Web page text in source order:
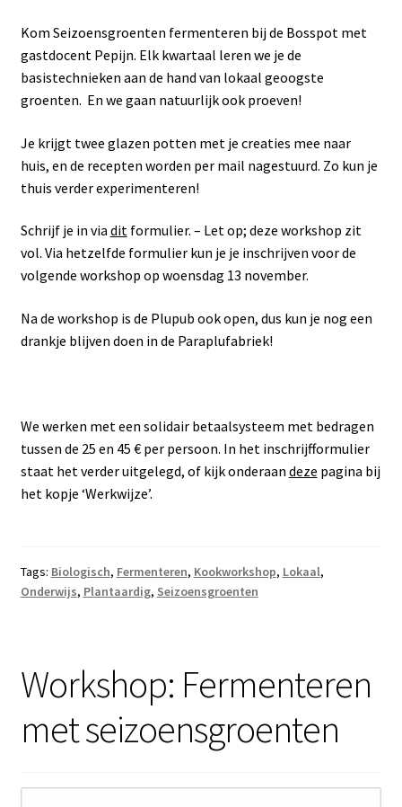
Kom Seizoensgroenten fermenteren bij de Bosspot met
gastdocent Pepijn. Elk kwartaal leren we je de
basistechnieken aan de hand van lokaal geoogste
groenten. En we gaan natuurlijk ook proeven!
Je krijgt twee glazen potten met je creaties mee naar
huis, en de recepten worden per mail nagestuurd. Zo kun je
thuis verder experimenteren!
Schrijf je in via ditformulier. – Let op; deze workshop zit
vol. Via hetzelfde formulier kun je je inschrijven voor de
volgende workshop op woensdag 13 november.
Na de workshop is de Plupub ook open, dus kun je nog een
drankje blijven doen in de Paraplufabriek!
We werken met een solidair betaalsysteem met bedragen
tussen de 25 en 45 € per persoon. In het inschrijfformulier
staat het verder uitgelegd, of kijk onderaan deze pagina bij
het kopje ‘Werkwijze’.
Tags: Biologisch, Fermenteren, Kookworkshop, Lokaal,
Onderwijs, Plantaardig, Seizoensgroenten
Workshop: Fermenteren
met seizoensgroenten